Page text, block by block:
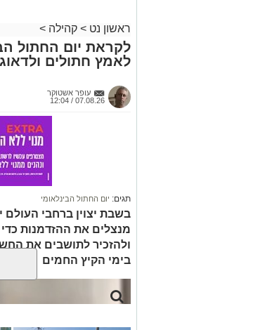
ראשון נט > קהילה >
לקראת יום החתול
לאמץ חתולים
עופר אשטוקר
07.08.26 / 12:04
תגים: יום החתול הבינלאומי
בשבת יצוין ברחבי העולם
מנצלים את ההזדמנות כדי
ולהזכיר לתושבים את
בימי הקיץ החמים